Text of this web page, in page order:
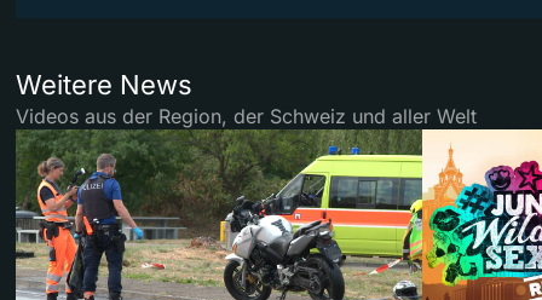
Weitere News
Videos aus der Region, der Schweiz und aller Welt